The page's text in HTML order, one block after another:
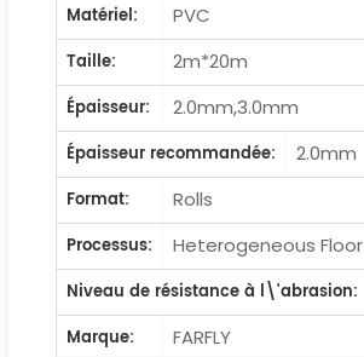
Matériel:
PVC
Taille:
2m*20m
Épaisseur:
2.0mm,3.0mm
Épaisseur recommandée:
2.0mm
Format:
Rolls
Processus:
Heterogeneous Floor
Niveau de résistance à l\'abrasion:
Marque:
FARFLY